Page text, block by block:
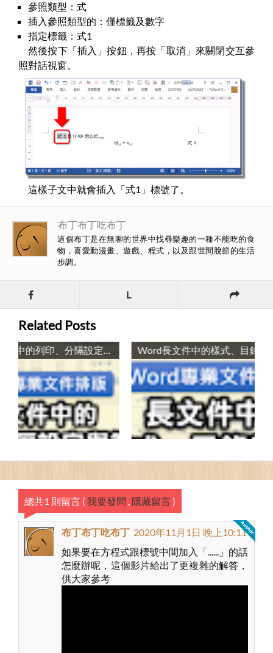
參照類型：式
插入參照類型的：僅標籤及數字
指定標籤：式1
然後按下「插入」按鈕，再按「取消」來關閉交互參
照對話視窗。
這樣子文中就會插入「式1」標號了。
布丁布丁吃布丁
這個布丁是在無聊的世界中找尋樂趣的一種不能吃的食
物，喜愛動漫畫、遊戲、程式，以及跟世間脫節的生活
步調。
L
Related Posts
Word長文件中的列印、分隔設定與範本 / Long Documents Layout: Print, Layout, Header and Templates in Microsoft Word Word長文件中的樣式、目錄與封面 / Long Documents Editing: Style, Table of Contents, and Cover in Microsoft Word
總共1 則留言 ( 我要發問 隱藏留言)
布丁布丁吃布丁 2020年11月1日 晚上10:11
如果要在方程式跟標號中間加入「......」的話
怎麼辦呢，這個影片給出了更複雜的解答，
供大家參考